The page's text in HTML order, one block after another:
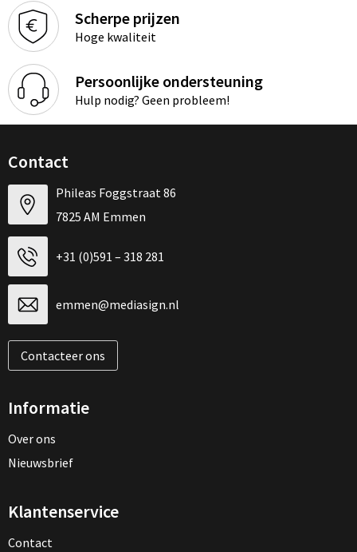
Scherpe prijzen
Hoge kwaliteit
Persoonlijke ondersteuning
Hulp nodig? Geen probleem!
Contact
Phileas Foggstraat 86
7825 AM Emmen
+31 (0)591 – 318 281
emmen@mediasign.nl
Contacteer ons
Informatie
Over ons
Nieuwsbrief
Klantenservice
Contact